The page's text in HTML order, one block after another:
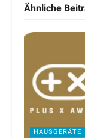
Ähnliche
HAUSGERÄTE